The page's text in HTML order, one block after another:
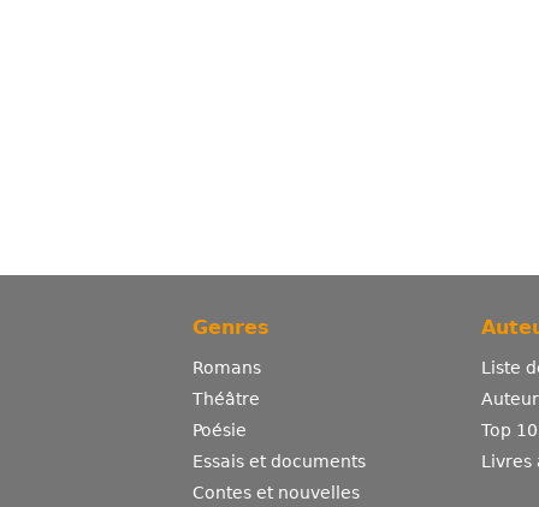
Genres
Romans
Théâtre
Poésie
Essais et documents
Contes et nouvelles
Liste
Top
Livres